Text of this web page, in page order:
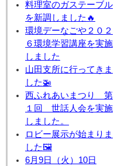
料理室のガステーブル
を新調しました🔥
環境デーなごや２０２
６環境学習講座を実施
しました
山田支所に行ってきま
した🚁
西ふれあいまつり 第
１回 世話人会を実施
しました。
ロビー展示が始まりま
した🖼
6月9日（火）10日